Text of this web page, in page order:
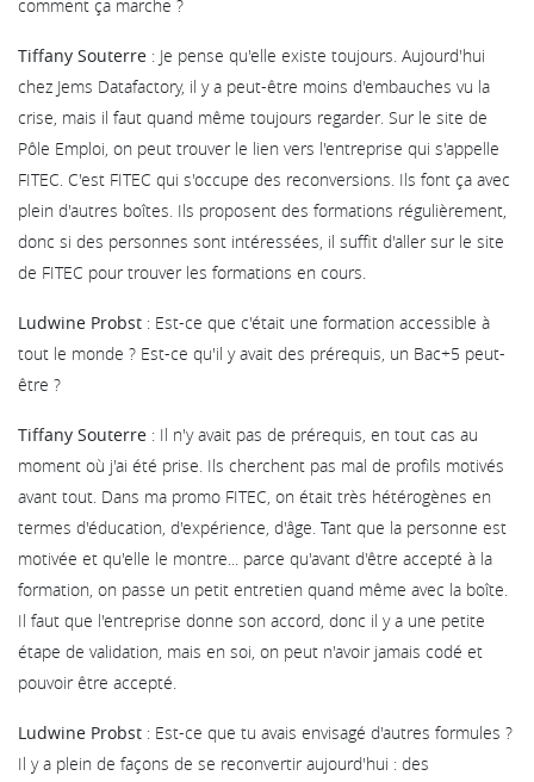
comment ça marche ?
Tiffany Souterre : Je pense qu'elle existe toujours. Aujourd'hui
chez Jems Datafactory, il y a peut-être moins d'embauches vu la
crise, mais il faut quand même toujours regarder. Sur le site de
Pôle Emploi, on peut trouver le lien vers l'entreprise qui s'appelle
FITEC. C'est FITEC qui s'occupe des reconversions. Ils font ça avec
plein d'autres boîtes. Ils proposent des formations régulièrement,
donc si des personnes sont intéressées, il suffit d'aller sur le site
de FITEC pour trouver les formations en cours.
Ludwine Probst : Est-ce que c'était une formation accessible à
tout le monde ? Est-ce qu'il y avait des prérequis, un Bac+5 peut-
être ?
Tiffany Souterre : Il n'y avait pas de prérequis, en tout cas au
moment où j'ai été prise. Ils cherchent pas mal de profils motivés
avant tout. Dans ma promo FITEC, on était très hétérogènes en
termes d'éducation, d'expérience, d'âge. Tant que la personne est
motivée et qu'elle le montre... parce qu'avant d'être accepté à la
formation, on passe un petit entretien quand même avec la boîte.
Il faut que l'entreprise donne son accord, donc il y a une petite
étape de validation, mais en soi, on peut n'avoir jamais codé et
pouvoir être accepté.
Ludwine Probst : Est-ce que tu avais envisagé d'autres formules ?
Il y a plein de façons de se reconvertir aujourd'hui : des